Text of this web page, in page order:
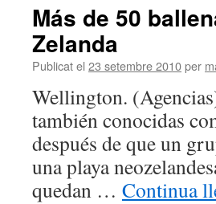
Más de 50
Zelanda
Publicat el 23 setembre 2010per
Wellington.
también conocidas
después de que un
una playa
quedan … Continua